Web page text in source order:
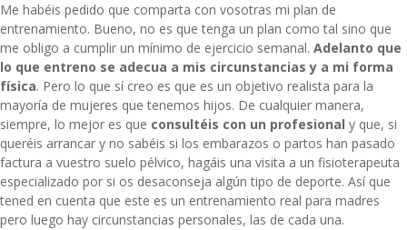
Me habéis pedido que comparta con vosotras mi plan de
entrenamiento. Bueno, no es que tenga un plan como tal sino que
me obligo a cumplir un mínimo de ejercicio semanal. Adelanto que
lo que entreno se adecua a mis circunstancias y a mi forma
física. Pero lo que sí creo es que es un objetivo realista para la
mayoría de mujeres que tenemos hijos. De cualquier manera,
siempre, lo mejor es que consultéis con un profesional y que, si
queréis arrancar y no sabéis si los embarazos o partos han pasado
factura a vuestro suelo pélvico, hagáis una visita a un fisioterapeuta
especializado por si os desaconseja algún tipo de deporte. Así que
tened en cuenta que este es un entrenamiento real para madres
pero luego hay circunstancias personales, las de cada una.